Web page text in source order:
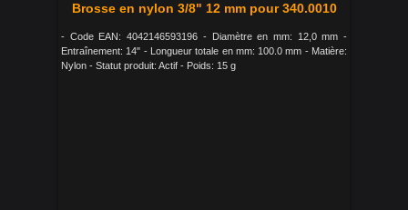
Brosse en nylon 3/8" 12 mm pour 340.0010
- Code EAN: 4042146593196 - Diamètre en mm: 12,0 mm -
Entraînement: 14" - Longueur totale en mm: 100.0 mm - Matière:
Nylon - Statut produit: Actif - Poids: 15 g